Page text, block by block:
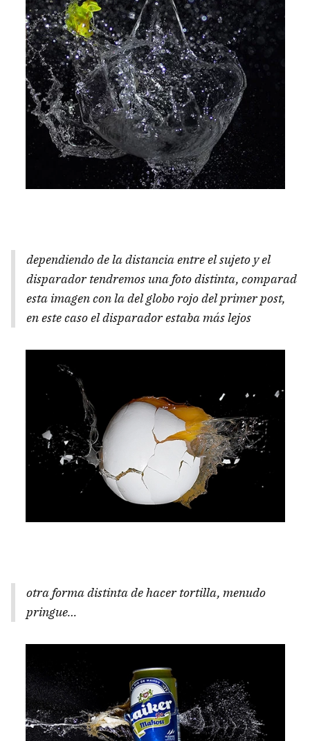
dependiendo de la distancia entre el sujeto y el
disparador tendremos una foto distinta, comparad
esta imagen con la del globo rojo del primer post,
en este caso el disparador estaba más lejos
otra forma distinta de hacer tortilla, menudo
pringue…